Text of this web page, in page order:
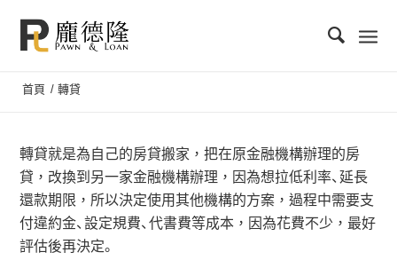
首頁 / 轉貸
轉貸就是為自己的房貸搬家，把在原金融機構辦理的房
貸，改換到另一家金融機構辦理，因為想拉低利率、延長
還款期限，所以決定使用其他機構的方案，過程中需要支
付違約金、設定規費、代書費等成本，因為花費不少，最好
評估後再決定。